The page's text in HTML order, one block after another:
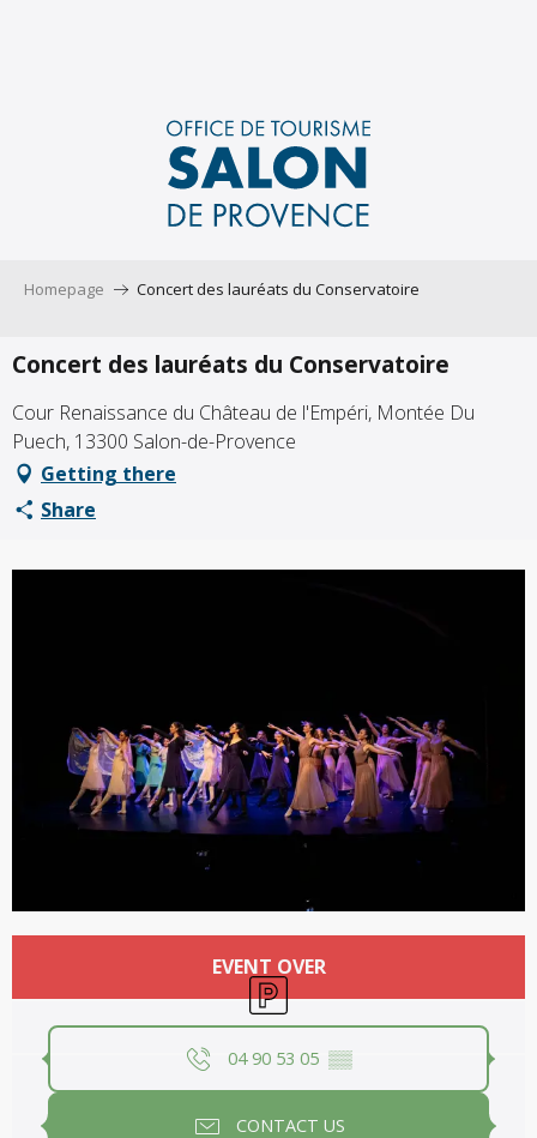
Homepage Concert des lauréats du Conservatoire
Concert des lauréats du Conservatoire
Cour Renaissance du Château de l'Empéri, Montée Du
Puech, 13300 Salon-de-Provence
Getting there
Share
EVENT OVER
Car park
04 90 53 05 ▒▒
CONTACT US